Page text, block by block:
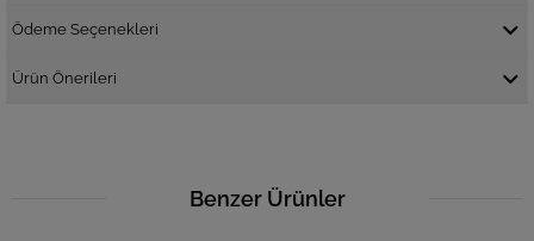
Ödeme Seçenekleri
Ürün Önerileri
Benzer Ürünler